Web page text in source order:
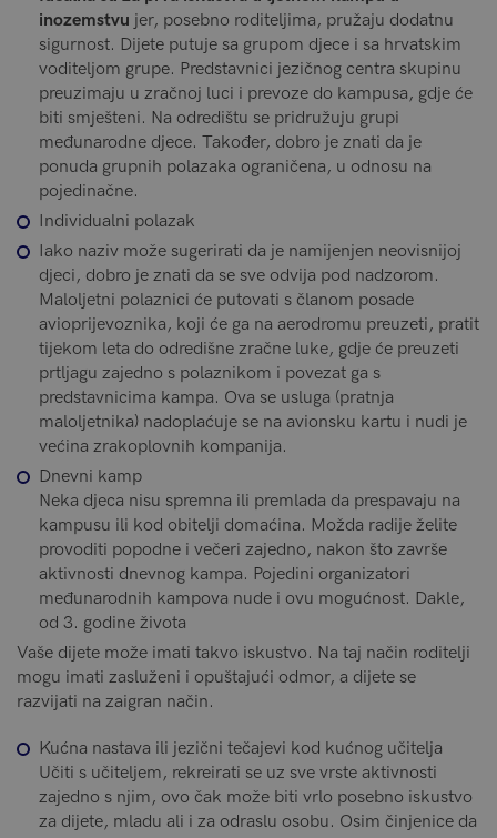
inozemstvu jer, posebno roditeljima, pružaju dodatnu
sigurnost. Dijete putuje sa grupom djece i sa hrvatskim
voditeljom grupe. Predstavnici jezičnog centra skupinu
preuzimaju u zračnoj luci i prevoze do kampusa, gdje će
biti smješteni. Na odredištu se pridružuju grupi
međunarodne djece. Također, dobro je znati da je
ponuda grupnih polazaka ograničena, u odnosu na
pojedinačne.
Individualni polazak
Iako naziv može sugerirati da je namijenjen neovisnijoj
djeci, dobro je znati da se sve odvija pod nadzorom.
Maloljetni polaznici će putovati s članom posade
avioprijevoznika, koji će ga na aerodromu preuzeti, pratit
tijekom leta do odredišne zračne luke, gdje će preuzeti
prtljagu zajedno s polaznikom i povezat ga s
predstavnicima kampa. Ova se usluga (pratnja
maloljetnika) nadoplaćuje se na avionsku kartu i nudi je
većina zrakoplovnih kompanija.
Dnevni kamp
Neka djeca nisu spremna ili premlada da prespavaju na
kampusu ili kod obitelji domaćina. Možda radije želite
provoditi popodne i večeri zajedno, nakon što završe
aktivnosti dnevnog kampa. Pojedini organizatori
međunarodnih kampova nude i ovu mogućnost. Dakle,
od 3. godine života
Vaše dijete može imati takvo iskustvo. Na taj način roditelji
mogu imati zasluženi i opuštajući odmor, a dijete se
razvijati na zaigran način.
Kućna nastava ili jezični tečajevi kod kućnog učitelja
Učiti s učiteljem, rekreirati se uz sve vrste aktivnosti
zajedno s njim, ovo čak može biti vrlo posebno iskustvo
za dijete, mladu ali i za odraslu osobu. Osim činjenice da